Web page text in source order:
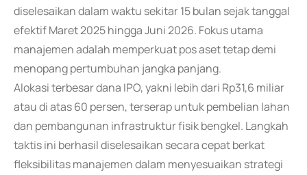
diselesaikan dalam waktu sekitar 15 bulan sejak tanggal
efektif Maret 2025 hingga Juni 2026. Fokus utama
manajemen adalah memperkuat pos aset tetap demi
menopang pertumbuhan jangka panjang.
Alokasi terbesar dana IPO, yakni lebih dari Rp31,6 miliar
atau di atas 60 persen, terserap untuk pembelian lahan
dan pembangunan infrastruktur fisik bengkel. Langkah
taktis ini berhasil diselesaikan secara cepat berkat
fleksibilitas manajemen dalam menyesuaikan strategi